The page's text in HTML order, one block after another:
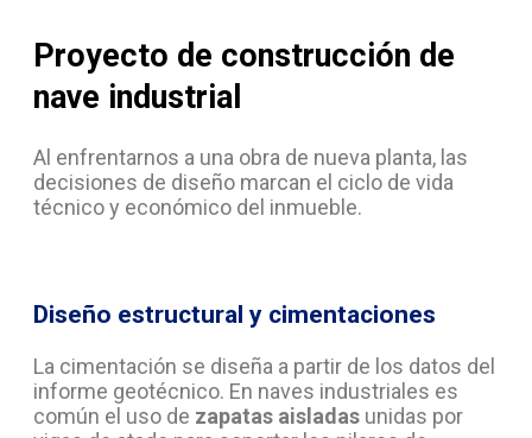
Proyecto de construcción de
nave industrial
Al enfrentarnos a una obra de nueva planta, las
decisiones de diseño marcan el ciclo de vida
técnico y económico del inmueble.
Diseño estructural y cimentaciones
La cimentación se diseña a partir de los datos del
informe geotécnico. En naves industriales es
común el uso de zapatas aisladas unidas por